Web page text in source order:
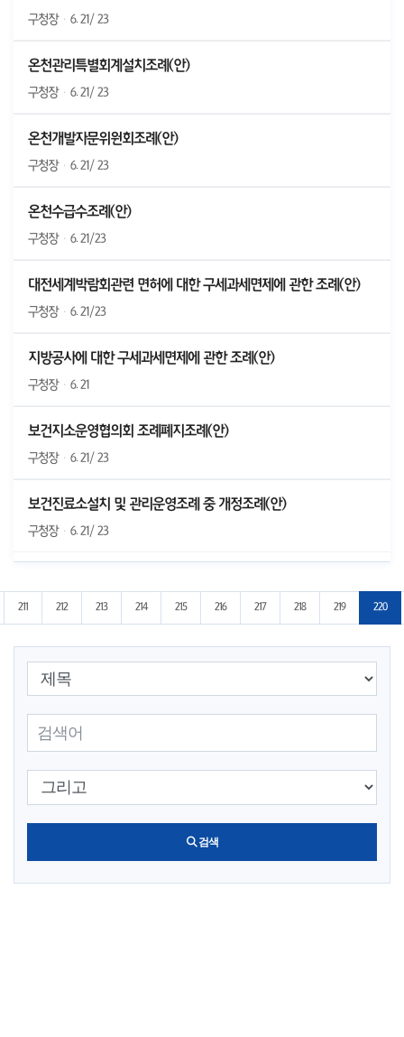
구청장 · 6. 21/ 23
온천관리특별회계설치조례(안)
구청장 · 6. 21/ 23
온천개발자문위원회조례(안)
구청장 · 6. 21/ 23
온천수급수조례(안)
구청장 · 6. 21/23
대전세계박람회관련 면허에 대한 구세과세면제에 관한 조례(안)
구청장 · 6. 21/23
지방공사에 대한 구세과세면제에 관한 조례(안)
구청장 · 6. 21
보건지소운영협의회 조례폐지조례(안)
구청장 · 6. 21/ 23
보건진료소설치 및 관리운영조례 중 개정조례(안)
구청장 · 6. 21/ 23
이동
10페이지로 이동
211 212 213 214 215 216 217 218 219 220
검색